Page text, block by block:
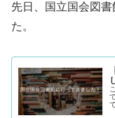
先日、国立国会図
た。